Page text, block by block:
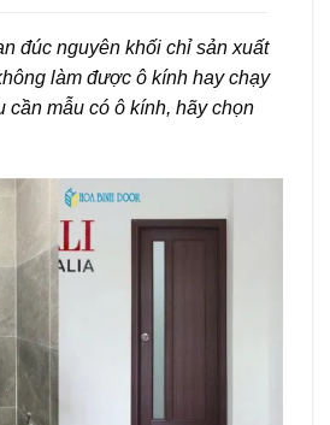
đúc nguyên khối chỉ sản xuất
làm được ô kính hay chạy
cần mẫu có ô kính, hãy chọn